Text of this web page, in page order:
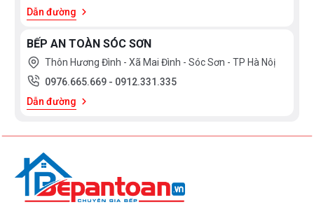
Dẫn đường
BẾP AN TOÀN SÓC SƠN
Thôn Hương Đình - Xã Mai Đình - Sóc Sơn - TP Hà Nôị
0976.665.669 - 0912.331.335
Dẫn đường